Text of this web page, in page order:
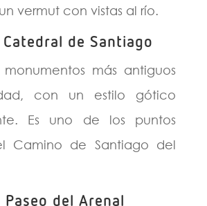
vermut con vistas al río.
de Santiago
más antiguos
con un estilo gótico
Es uno de los puntos
Camino de Santiago del
Paseo del Arenal